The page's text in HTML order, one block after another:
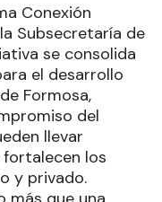
Conexión
Subsecretaría de
se consolida
el desarrollo
Formosa,
del
llevar
los
y privado.